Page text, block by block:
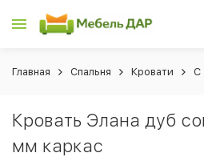
Главная Спальня Кровати С
Кровать Элана дуб
мм каркас